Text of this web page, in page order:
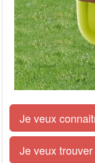
Je veux
Je veux